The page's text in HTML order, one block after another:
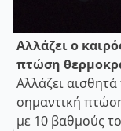
Αλλάζει ο
πτώση
Αλλάζει
σημαντική
με 10 βαθμούς